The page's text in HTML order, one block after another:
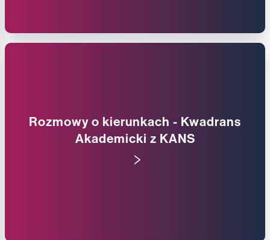
Rozmowy o kierunkach - Kwadrans
Akademicki z KANS